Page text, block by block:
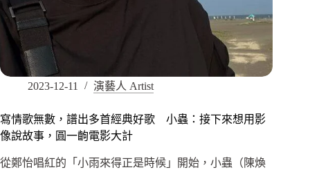
2023-12-11 演藝人 Artist
寫情歌無數，譜出多首經典好歌 小蟲：接下來想用影
像說故事，圓一齣電影大計
從鄭怡唱紅的「小雨來得正是時候」開始，小蟲（陳煥